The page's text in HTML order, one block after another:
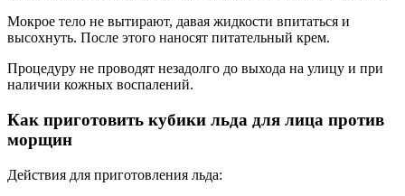
Мокрое тело не вытирают, давая жидкости впитаться и
высохнуть. После этого наносят питательный крем.
Процедуру не проводят незадолго до выхода на улицу и при
наличии кожных воспалений.
Как приготовить кубики льда для лица против
морщин
Действия для приготовления льда: